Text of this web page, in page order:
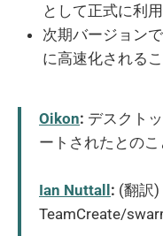
として正式に利
次期バージョン
に高速化される
Oikon: デスクト
ートされたとのこ
Ian Nuttall: (翻訳)
TeamCreate/